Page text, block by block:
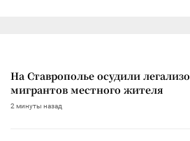
На Ставрополье осудили
мигрантов местного жителя
2 минуты назад